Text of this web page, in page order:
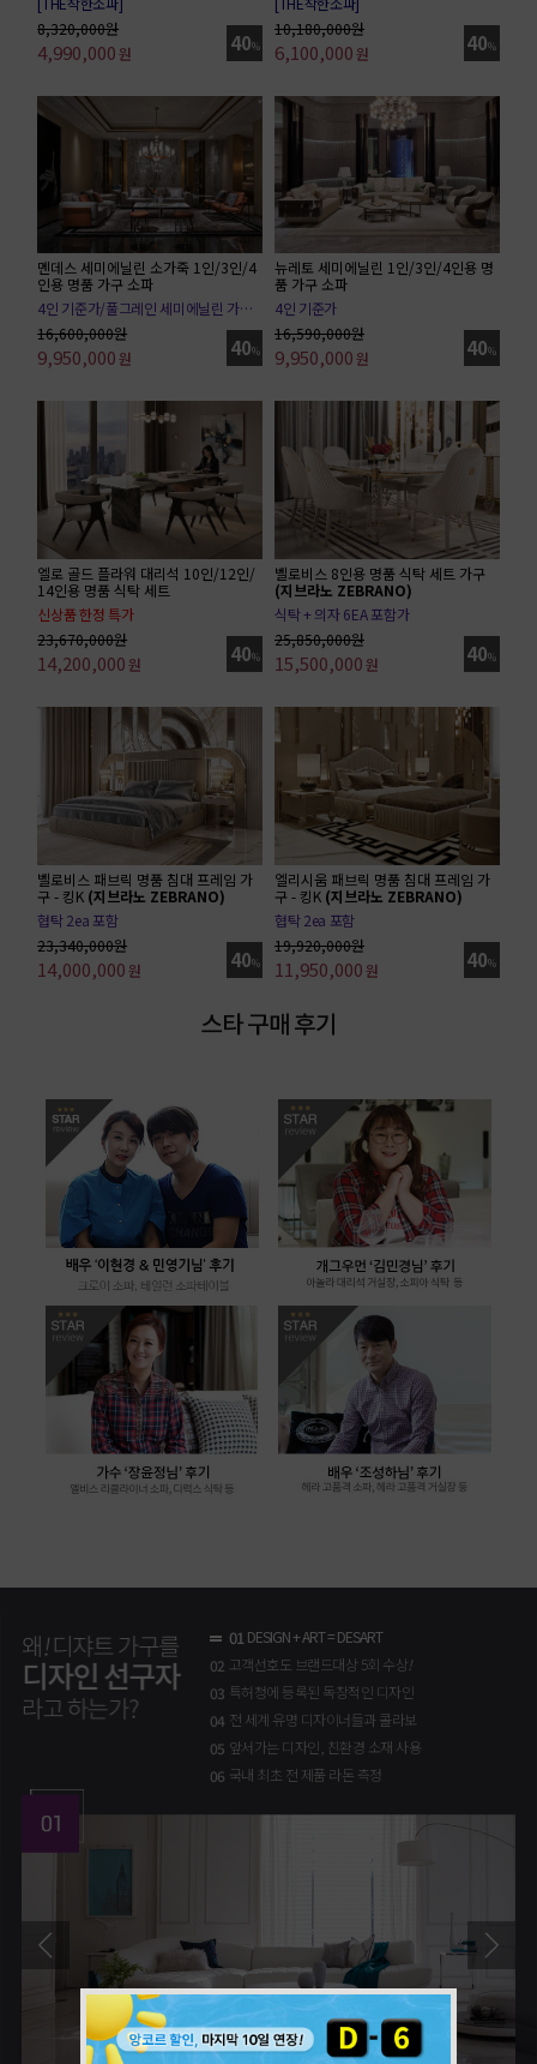
40%
8,320,000원
4,990,000원 40%
10,180,000원
6,100,000원
멘데스 세미에닐린 소가죽 1인/3인/4
인용 명품 가구 소파
4인 기준가/풀그레인 세미에닐린 가죽/tvn 아다마스
40%
16,600,000원
9,950,000원
뉴레토 세미에닐린 1인/3인/4인용 명
품 가구 소파
4인 기준가
40%
16,590,000원
9,950,000원
엘로 골드 플라워 대리석 10인/12인/
14인용 명품 식탁 세트
신상품 한정 특가
10인 세트 기준가(식탁 1ea + 의자 6ea)
40%
23,670,000원
14,200,000원
벨로비스 8인용 명품 식탁 세트 가구
(지브라노 ZEBRANO)
식탁 + 의자 6EA 포함가
40%
25,850,000원
15,500,000원
벨로비스 패브릭 명품 침대 프레임 가
구 - 킹K (지브라노 ZEBRANO)
협탁 2ea 포함
40%
23,340,000원
14,000,000원
엘리시움 패브릭 명품 침대 프레임 가
구 - 킹K (지브라노 ZEBRANO)
협탁 2ea 포함
40%
19,920,000원
11,950,000원
01 DESIGN + ART = DESART
02 고객선호도 브랜드대상 5회 수상!
03 특허청에 등록된 독창적인 디자인
04 전 세계 유명 디자이너들과 콜라보
05 앞서가는 디자인, 친환경 소재 사용
06 국내 최초 전 제품 라돈 측정